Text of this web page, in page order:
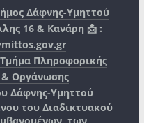
Δάφνης-Υμηττού
16 & Κανάρη 📩 :
Τμήμα Πληροφορικής
Οργάνωσης
Δάφνης-Υμηττού
του Διαδικτυακού